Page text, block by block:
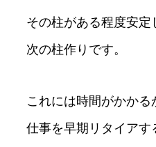
その柱がある程度安定
次の柱作りです。
これには時間がかかる
仕事を早期リタイアす